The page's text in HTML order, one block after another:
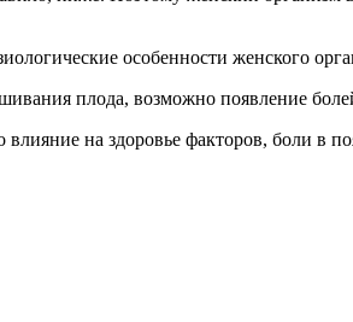
особенности женского
плода, возможно появление
на здоровье факторов, боли в